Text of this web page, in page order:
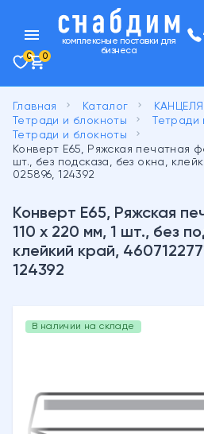
menu
комплексные поставки для
бизнеса
0 0
Главная keyboard_arrow_right Каталог keyboard_arrow_right
Тетради и блокноты keyboard_arrow_right
Тетради и блокноты keyboard_arrow_right
Конверт Е65, Ряжская печатная
шт., без подсказа, без окна,
025896, 124392
Конверт Е65, Ряжская
110 х 220 мм, 1 шт., без
клейкий край,
124392
В наличии на складе